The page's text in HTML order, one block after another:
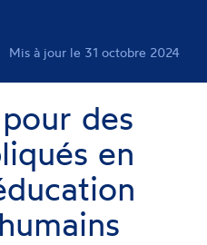
Mis à jour le 31 octobre 2024
des
en